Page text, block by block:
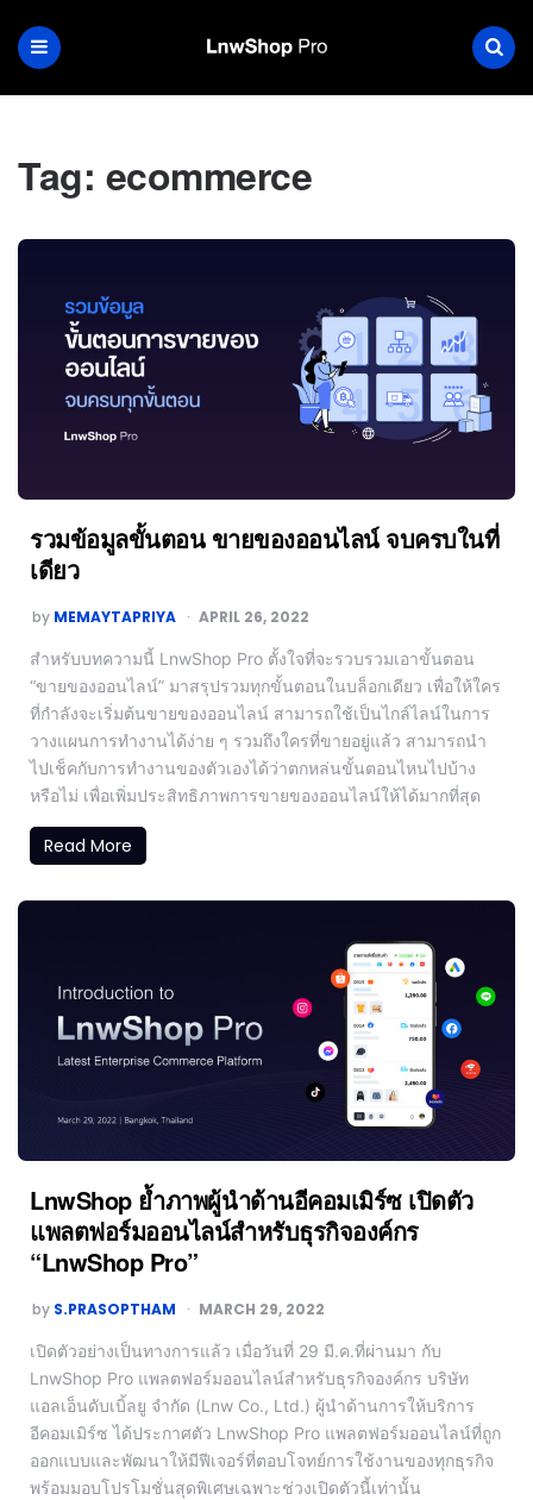
Tag: ecommerce
รวมข้อมูลขั้นตอน ขายของออนไลน์ จบครบในที่
เดียว
by MEMAYTAPRIYA APRIL 26, 2022
สำหรับบทความนี้ LnwShop Pro ตั้งใจที่จะรวบรวมเอาขั้นตอน
“ขายของออนไลน์” มาสรุปรวมทุกขั้นตอนในบล็อกเดียว เพื่อให้ใคร
ที่กำลังจะเริ่มต้นขายของออนไลน์ สามารถใช้เป็นไกล์ไลน์ในการ
วางแผนการทำงานได้ง่าย ๆ รวมถึงใครที่ขายอยู่แล้ว สามารถนำ
ไปเช็คกับการทำงานของตัวเองได้ว่าตกหล่นขั้นตอนไหนไปบ้าง
หรือไม่ เพื่อเพิ่มประสิทธิภาพการขายของออนไลน์ให้ได้มากที่สุด
Read More
LnwShop ย้ำภาพผู้นำด้านอีคอมเมิร์ซ เปิดตัว
แพลตฟอร์มออนไลน์สำหรับธุรกิจองค์กร
“LnwShop Pro”
by S.PRASOPTHAM MARCH 29, 2022
เปิดตัวอย่างเป็นทางการแล้ว เมื่อวันที่ 29 มี.ค.ที่ผ่านมา กับ
LnwShop Pro แพลตฟอร์มออนไลน์สำหรับธุรกิจองค์กร บริษัท
แอลเอ็นดับเบิ้ลยู จำกัด (Lnw Co., Ltd.) ผู้นำด้านการให้บริการ
อีคอมเมิร์ซ ได้ประกาศตัว LnwShop Pro แพลตฟอร์มออนไลน์ที่ถูก
ออกแบบและพัฒนาให้มีฟีเจอร์ที่ตอบโจทย์การใช้งานของทุกธุรกิจ
พร้อมมอบโปรโมชั่นสุดพิเศษเฉพาะช่วงเปิดตัวนี้เท่านั้น